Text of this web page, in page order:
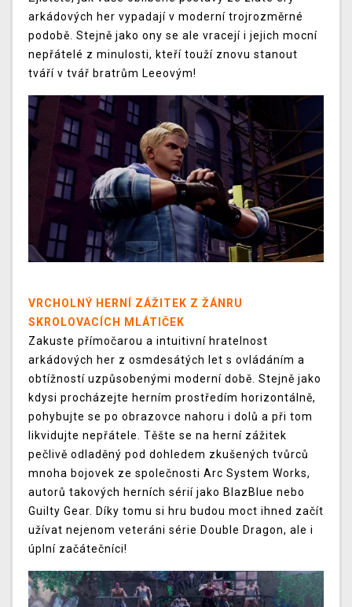
arkádových her vypadají v moderní trojrozměrné
podobě. Stejně jako ony se ale vracejí i jejich mocní
nepřátelé z minulosti, kteří touží znovu stanout
tváří v tvář bratrům Leeovým!
VRCHOLNÝ HERNÍ ZÁŽITEK Z ŽÁNRU
SKROLOVACÍCH MLÁTIČEK
Zakuste přímočarou a intuitivní hratelnost
arkádových her z osmdesátých let s ovládáním a
obtížností uzpůsobenými moderní době. Stejně jako
kdysi procházejte herním prostředím horizontálně,
pohybujte se po obrazovce nahoru i dolů a při tom
likvidujte nepřátele. Těšte se na herní zážitek
pečlivě odladěný pod dohledem zkušených tvůrců
mnoha bojovek ze společnosti Arc System Works,
autorů takových herních sérií jako BlazBlue nebo
Guilty Gear. Díky tomu si hru budou moct ihned začít
užívat nejenom veteráni série Double Dragon, ale i
úplní začátečníci!